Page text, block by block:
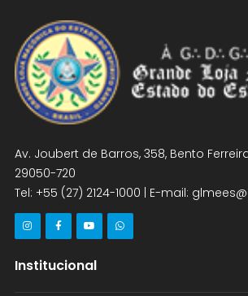
Av. Joubert de Barros, 358, Bento
29050-720
Tel: +55 (27) 2124-1000 | E-mail:
Institucional